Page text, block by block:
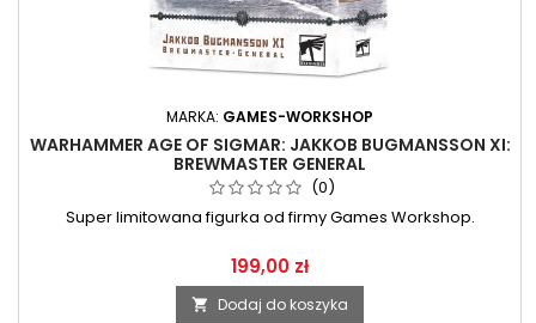
MARKA: GAMES-WORKSHOP
WARHAMMER AGE OF SIGMAR: JAKKOB BUGMANSSON XI:
BREWMASTER GENERAL
(0)
Super limitowana figurka od firmy Games Workshop.
199,00 zł
 Dodaj do koszyka